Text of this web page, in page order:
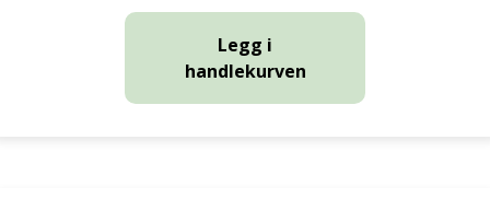
Legg i
handlekurven